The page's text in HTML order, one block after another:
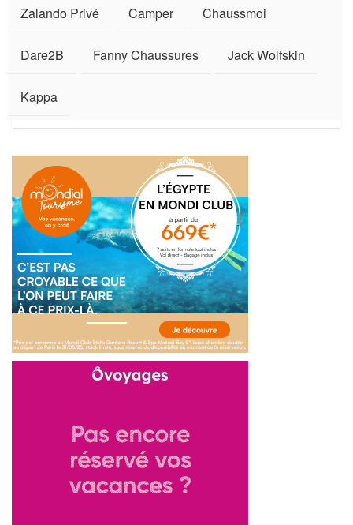
Zalando Privé Camper Chaussmoi
Dare2B Fanny Chaussures Jack Wolfskin
Kappa